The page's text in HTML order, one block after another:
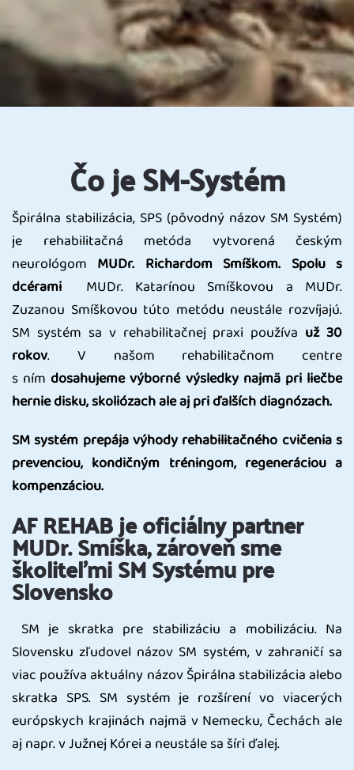
Čo je SM-Systém
Špirálna stabilizácia, SPS (pôvodný názov SM Systém)
je rehabilitačná metóda vytvorená českým
neurológom MUDr. Richardom Smíškom. Spolu s
dcérami
MUDr. Katarínou Smíškovou a MUDr.
Zuzanou Smíškovou túto metódu neustále rozvíjajú.
SM systém sa v rehabilitačnej praxi používa už 30
rokov. V našom rehabilitačnom centre
s nímdosahujeme výborné výsledky najmä pri liečbe
hernie disku, skoliózach ale aj pri ďalších diagnózach.
SM systém prepája výhody rehabilitačného cvičenia s
prevenciou, kondičným tréningom, regeneráciou a
kompenzáciou.
AF REHAB je oficiálny partner
MUDr. Smíška, zároveň sme
školiteľmi SM Systému pre
Slovensko
SM je skratka pre stabilizáciu a mobilizáciu. Na
Slovensku zľudovel názov SM systém, v zahraničí sa
viac používa aktuálny názov Špirálna stabilizácia alebo
skratka SPS. SM systém je rozšírení vo viacerých
európskych krajinách najmä v Nemecku, Čechách ale
aj napr. v Južnej Kórei a neustále sa šíri ďalej.